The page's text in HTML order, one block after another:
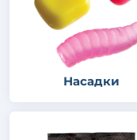
Насадки